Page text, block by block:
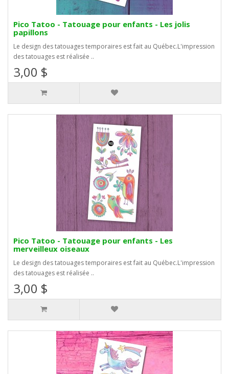
Pico Tatoo - Tatouage pour enfants - Les jolis
papillons
Le design des tatouages temporaires est fait au Québec.L'impression
des tatouages est réalisée ..
3,00 $
Pico Tatoo - Tatouage pour enfants - Les
merveilleux oiseaux
Le design des tatouages temporaires est fait au Québec.L'impression
des tatouages est réalisée ..
3,00 $